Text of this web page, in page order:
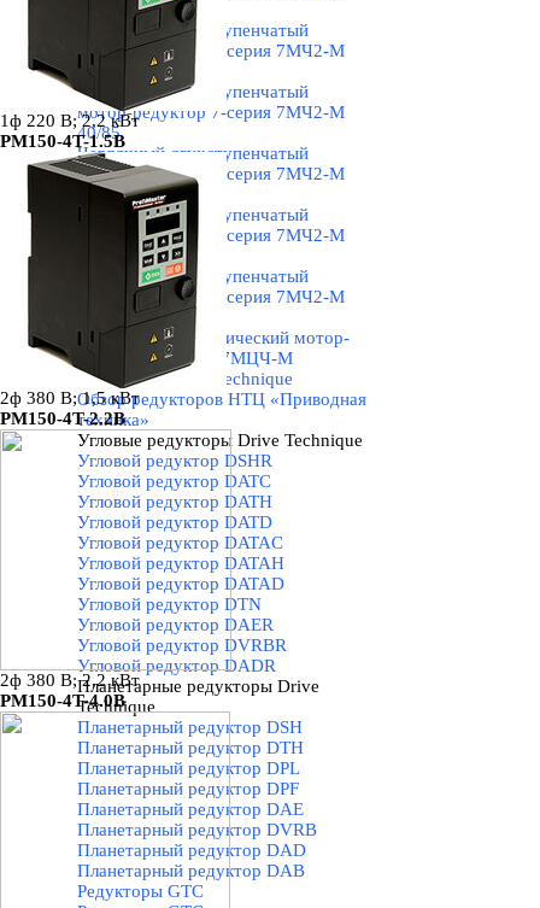
Червячный двухступенчатый
мотор-редуктор 7-серия 7МЧ2-М
40/70
Червячный двухступенчатый
мотор-редуктор 7-серия 7МЧ2-М
40/85
Червячный двухступенчатый
мотор-редуктор 7-серия 7МЧ2-М
50/110
Червячный двухступенчатый
мотор-редуктор 7-серия 7МЧ2-М
Червячный двухступенчатый
мотор-редуктор 7-серия 7МЧ2-М
Червячно-цилиндрический мотор-
редуктор 7-серия 7МЦЧ-М
Редукторы Drive Technique
Обзор редукторов НТЦ «Приводная
техника»
Угловые редукторы Drive Technique
Угловой редуктор DSHR
Угловой редуктор DATC
Угловой редуктор DATH
Угловой редуктор DATD
Угловой редуктор DATAC
Угловой редуктор DATAH
Угловой редуктор DATAD
Угловой редуктор DTN
Угловой редуктор DAER
Угловой редуктор DVRBR
Угловой редуктор DADR
Планетарные редукторы Drive
Technique
Планетарный редуктор DSH
Планетарный редуктор DTH
Планетарный редуктор DPL
Планетарный редуктор DPF
Планетарный редуктор DAE
Планетарный редуктор DVRB
Планетарный редуктор DAD
Планетарный редуктор DAB
Редукторы GTC
1ф 220 В; 2,2 кВт
PM150-4T-1.5B
2ф 380 В; 1,5 кВт
PM150-4T-2.2B
2ф 380 В; 2,2 кВт
PM150-4T-4.0B